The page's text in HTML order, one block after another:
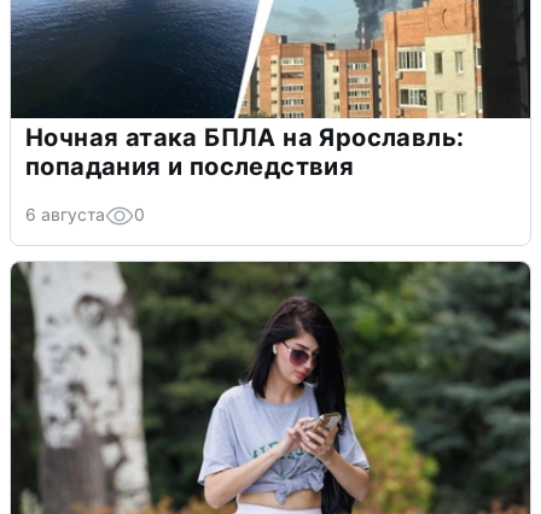
Ночная атака БПЛА на Ярославль:
попадания и последствия
6 августа 0